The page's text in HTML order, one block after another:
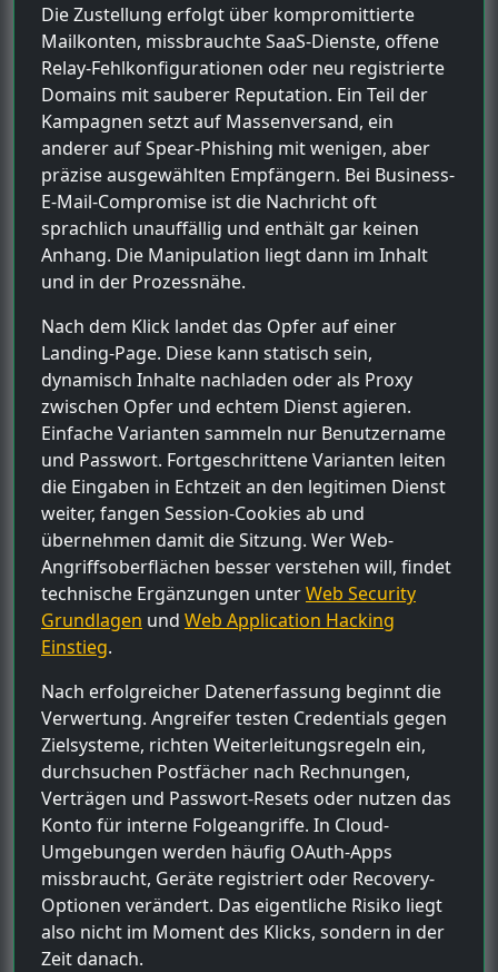
Die Zustellung erfolgt über kompromittierte
Mailkonten, missbrauchte SaaS-Dienste, offene
Relay-Fehlkonfigurationen oder neu registrierte
Domains mit sauberer Reputation. Ein Teil der
Kampagnen setzt auf Massenversand, ein
anderer auf Spear-Phishing mit wenigen, aber
präzise ausgewählten Empfängern. Bei Business-
E-Mail-Compromise ist die Nachricht oft
sprachlich unauffällig und enthält gar keinen
Anhang. Die Manipulation liegt dann im Inhalt
und in der Prozessnähe.
Nach dem Klick landet das Opfer auf einer
Landing-Page. Diese kann statisch sein,
dynamisch Inhalte nachladen oder als Proxy
zwischen Opfer und echtem Dienst agieren.
Einfache Varianten sammeln nur Benutzername
und Passwort. Fortgeschrittene Varianten leiten
die Eingaben in Echtzeit an den legitimen Dienst
weiter, fangen Session-Cookies ab und
übernehmen damit die Sitzung. Wer Web-
Angriffsoberflächen besser verstehen will, findet
technische Ergänzungen unterWeb Security
Grundlagen und Web Application Hacking
Einstieg.
Nach erfolgreicher Datenerfassung beginnt die
Verwertung. Angreifer testen Credentials gegen
Zielsysteme, richten Weiterleitungsregeln ein,
durchsuchen Postfächer nach Rechnungen,
Verträgen und Passwort-Resets oder nutzen das
Konto für interne Folgeangriffe. In Cloud-
Umgebungen werden häufig OAuth-Apps
missbraucht, Geräte registriert oder Recovery-
Optionen verändert. Das eigentliche Risiko liegt
also nicht im Moment des Klicks, sondern in der
Zeit danach.